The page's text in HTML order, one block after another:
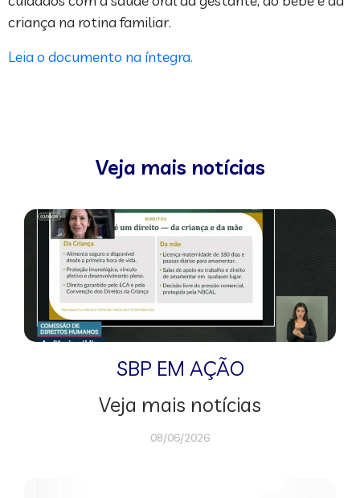
criança na rotina familiar.
Leia o documento na íntegra.
Veja mais notícias
SBP EM AÇÃO
Veja mais notícias
08/06/2026